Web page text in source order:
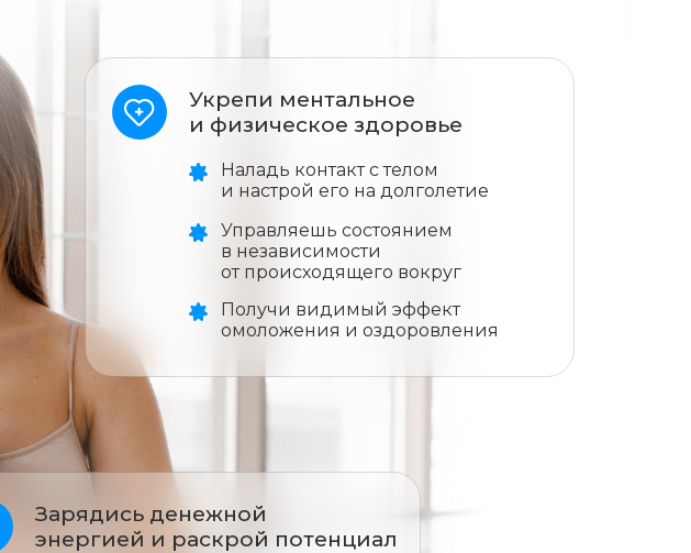
Зарядись денежной
энергией и раскрой потенциал
Наладь контакт с телом
и настрой его на долголетие
Укрепи ментальное
и физическое здоровье
Управляешь состоянием
в независимости
от происходящего вокруг
Получи видимый эффект
омоложения и оздоровления